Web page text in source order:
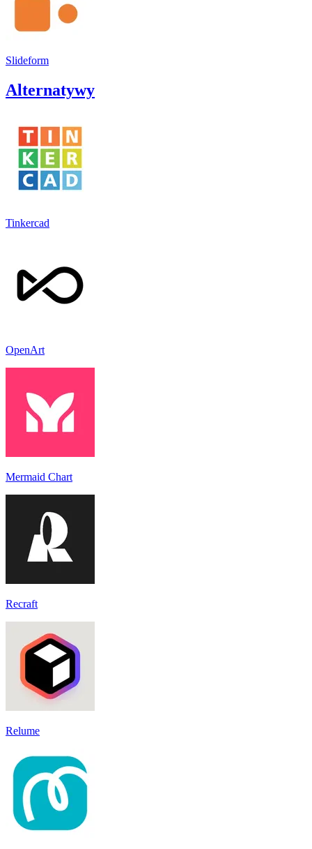
Slideform
Alternatywy
Tinkercad
OpenArt
Mermaid Chart
Recraft
Relume